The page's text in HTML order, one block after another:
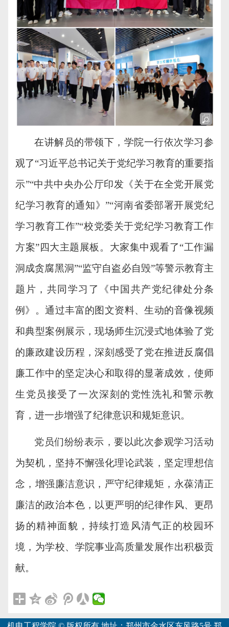
在讲解员的带领下，学院一行依次学习参
观了“习近平总书记关于党纪学习教育的重要指
示”“中共中央办公厅印发《关于在全党开展党
纪学习教育的通知》”“河南省委部署开展党纪
学习教育工作”“校党委关于党纪学习教育工作
方案”四大主题展板。大家集中观看了“工作漏
洞成贪腐黑洞”“监守自盗必自毁”等警示教育主
题片，共同学习了《中国共产党纪律处分条
例》。通过丰富的图文资料、生动的音像视频
和典型案例展示，现场师生沉浸式地体验了党
的廉政建设历程，深刻感受了党在推进反腐倡
廉工作中的坚定决心和取得的显著成效，使师
生党员接受了一次深刻的党性洗礼和警示教
育，进一步增强了纪律意识和规矩意识。
党员们纷纷表示，要以此次参观学习活动
为契机，坚持不懈强化理论武装，坚定理想信
念，增强廉洁意识，严守纪律规矩，永葆清正
廉洁的政治本色，以更严明的纪律作风、更昂
扬的精神面貌，持续打造风清气正的校园环
境，为学校、学院事业高质量发展作出积极贡
献。